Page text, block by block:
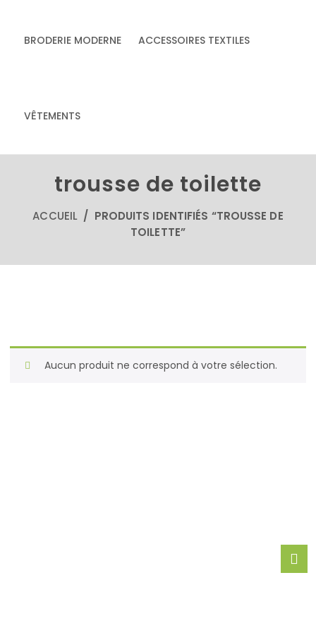
écoresponsables
BRODERIE MODERNE ACCESSOIRES TEXTILES
VÊTEMENTS
trousse de toilette
ACCUEIL / PRODUITS IDENTIFIÉS “TROUSSE DE
TOILETTE”
Aucun produit ne correspond à votre sélection.